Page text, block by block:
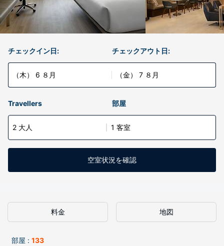
チェックイン日:
（木） 6 ８月
チェックアウト日:
（金） 7 ８月
Travellers 部屋
2 大人 1 客室
空室状況を確認
料金 地図
部屋 : 133